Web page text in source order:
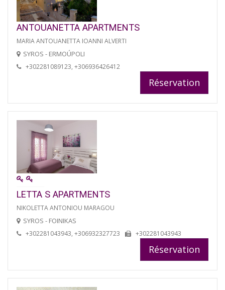
ANTOUANETTA APARTMENTS
MARIA ANTOUANETTA IOANNI ALVERTI
SYROS - ERMOÚPOLI
+302281089123, +306936426412
Réservation
LETTA S APARTMENTS
NIKOLETTA ANTONIOU MARAGOU
SYROS - FOINIKAS
+302281043943, +306932327723 +302281043943
Réservation